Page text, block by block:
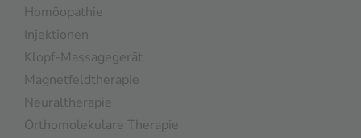
Homöopathie
Injektionen
Klopf-Massagegerät
Magnetfeldtherapie
Neuraltherapie
Orthomolekulare Therapie